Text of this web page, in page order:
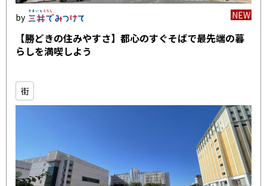
NEW
【勝どきの住みやすさ】都心のすぐそばで最先端の暮
らしを満喫しよう
街